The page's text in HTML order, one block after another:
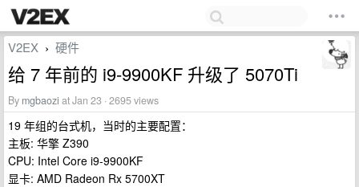
V2EX › 硬件
给 7 年前的 i9-9900KF 升级了 5070Ti
By mgbaozi at Jan 23 · 2695 views
19 年组的台式机，当时的主要配置：
主板: 华擎 Z390
CPU: Intel Core i9-9900KF
显卡: AMD Radeon Rx 5700XT